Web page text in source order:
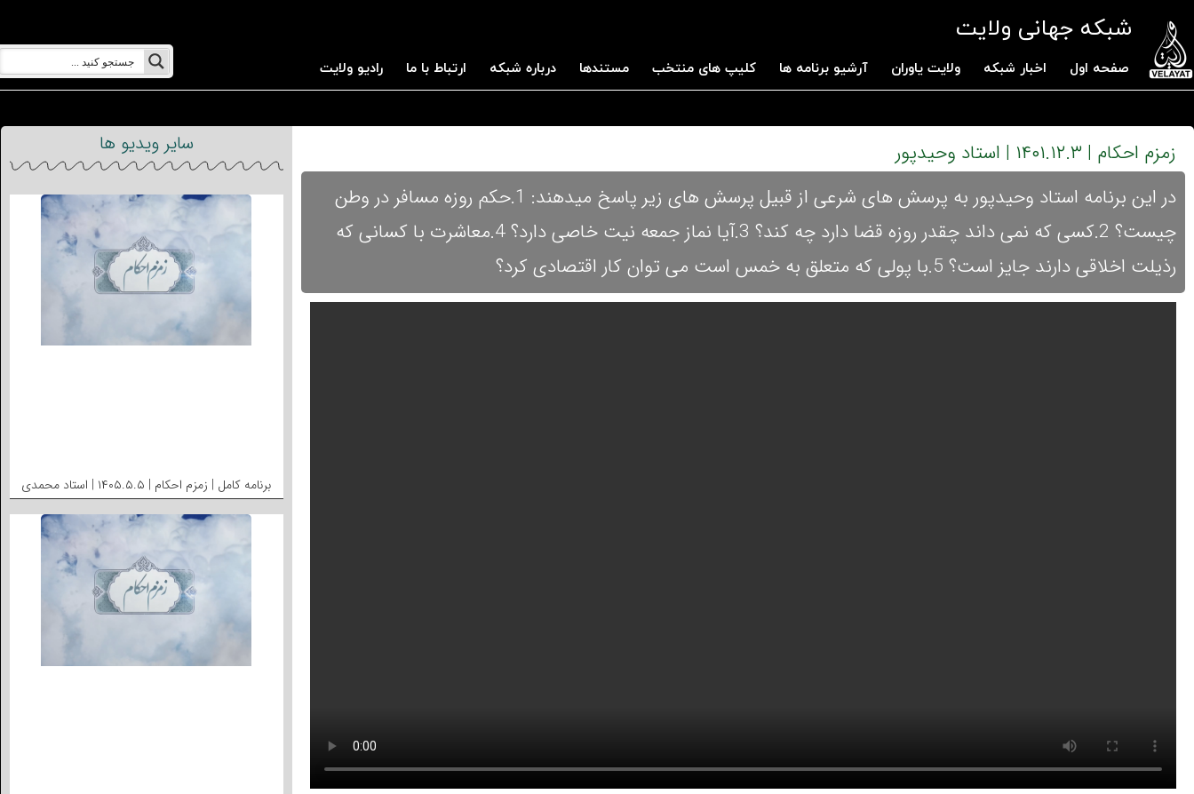
شبکه جهانی ولایت
صفحه اول اخبار شبکه ولایت یاوران آرشیو برنامه ها کلیپ های منتخب مستندها درباره شبکه ارتباط با ما رادیو ولایت
زمزم احکام | ۱۴۰۱.۱۲.۳ | استاد وحیدپور
در این برنامه استاد وحیدپور به پرسش های شرعی از قبیل پرسش های زیر پاسخ میدهند: 1.حکم روزه مسافر در وطن
چیست؟ 2.کسی که نمی داند چقدر روزه قضا دارد چه کند؟ 3.آیا نماز جمعه نیت خاصی دارد؟ 4.معاشرت با کسانی که
رذیلت اخلاقی دارند جایز است؟ 5.با پولی که متعلق به خمس است می توان کار اقتصادی کرد؟
سایر ویدیو ها
برنامه کامل | زمزم احکام | ۱۴۰۵.۵.۵ | استاد محمدی